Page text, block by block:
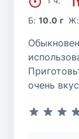
Б:10.0 г
очень